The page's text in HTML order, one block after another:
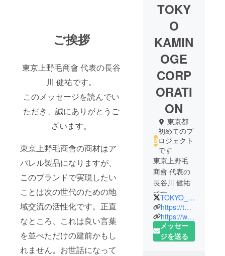
ご挨拶
東京上野毛商會 代表の長谷
川 健祐です。
このメッセージを読んでい
ただき、誠にありがとうご
ざいます。
東京上野毛商會の商材はア
パレル製品になりますが、
このブランドで実現したい
ことは次の世代のための地
域交流の活性化です。正直
なところ、これは良い言葉
を並べただけの建前かもし
れません。お世話になって
TOKY
O
KAMIN
OGE
CORP
ORATI
ON
東京都
初めてのプ
ロジェクト
です
東京上野毛
商會 代表の
長谷川 健祐
です。
私は普段一
般企業で会
社員として
働いていま
TOKYO_KAMINOGE
https://tokyo-kaminoge.com
https://www.instagram.com/tokyo_kaminoge
メッセー
ジを送る